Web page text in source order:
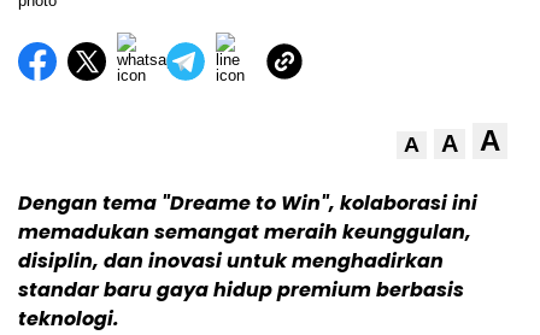
A A A
Dengan tema "Dreame to Win", kolaborasi ini
memadukan semangat meraih keunggulan,
disiplin, dan inovasi untuk menghadirkan
standar baru gaya hidup premium berbasis
teknologi.